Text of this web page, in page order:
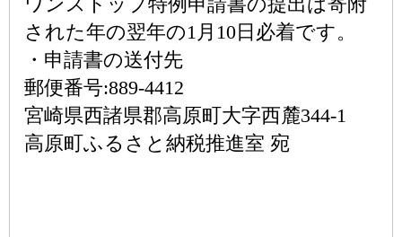
された年の翌年の1月10日必着です。
・申請書の送付先
郵便番号:889-4412
宮崎県西諸県郡高原町大字西麓344-1
高原町ふるさと納税推進室 宛